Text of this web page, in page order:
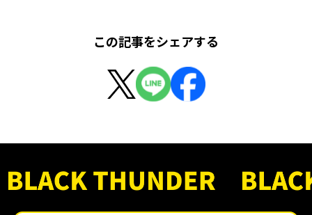
この記事をシェアする